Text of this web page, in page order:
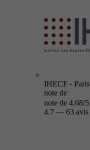
IHECF - Paris
note de
note de 4.68/5
4.7 — 63 avis